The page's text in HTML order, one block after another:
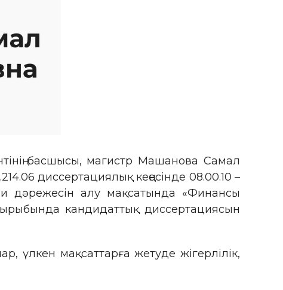
басшысы, магистр Машанова Самал
диссертациялық кеңесінде 08.00.10 –
алу мақсатында «Финансы
кандидаттық диссертациясын
мақсаттарға жетуде жігерлілік,